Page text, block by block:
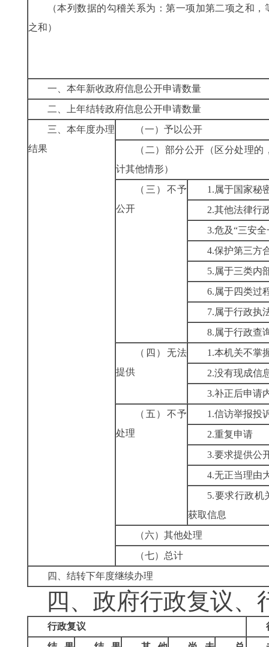
（本列数据的勾稽关系为：第一项加第二项之和
之和）
一、本年新收政府信息公开申请数量
二、上年结转政府信息公开申请数量
三、本年度办理
结果
（一）予以公开
（二）部分公开（区分处理
计其他情形）
（三）不予
公开
1.属于国家秘
2.其他法律行
3.危及“三安全
4.保护第三方
5.属于三类内
6.属于四类过
7.属于行政执
8.属于行政查
（四）无法
提供
1.本机关不掌
2.没有现成信
3.补正后申请
（五）不予
处理
1.信访举报投
2.重复申请
3.要求提供公
4.无正当理由
5.要求行政机
获取信息
（六）其他处理
（七）总计
四、结转下年度继续办理
四、政府行政复议、
行政复议